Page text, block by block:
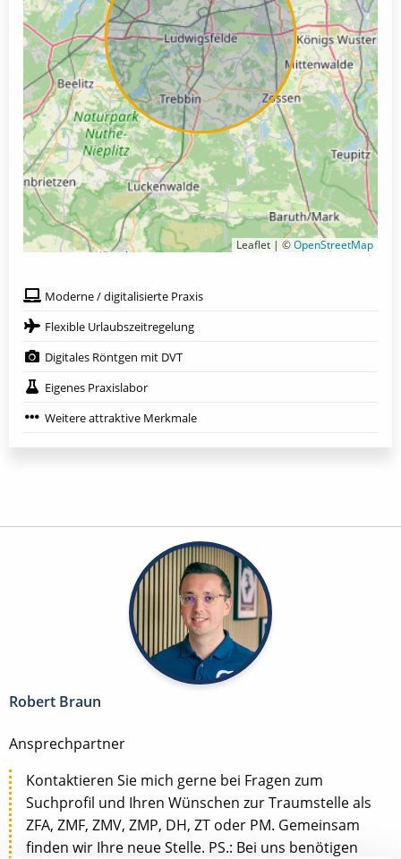
Leaflet | ©OpenStreetMap
Moderne / digitalisierte Praxis
Flexible Urlaubszeitregelung
Digitales Röntgen mit DVT
Eigenes Praxislabor
Weitere attraktive Merkmale
Robert Braun
Ansprechpartner
Kontaktieren Sie mich gerne bei Fragen zum
Suchprofil und Ihren Wünschen zur Traumstelle als
ZFA, ZMF, ZMV, ZMP, DH, ZT oder PM. Gemeinsam
finden wir Ihre neue Stelle. PS.: Bei uns benötigen